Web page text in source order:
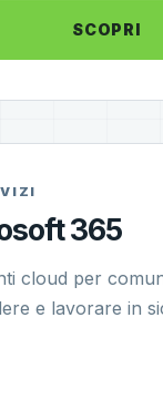
SCOPRI
365
cloud per
e lavorare in